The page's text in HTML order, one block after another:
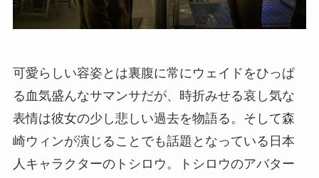
可愛らしい容姿とは裏腹に常にウェイドをひっぱ
る血気盛んなサマンサだが、時折みせる哀し気な
表情は彼女の少し悲しい過去を物語る。そして森
崎ウィンが演じることでも話題となっている日本
人キャラクターのトシロウ。トシロウのアバター